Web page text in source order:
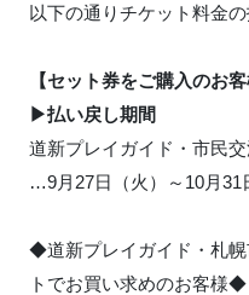
以下の通りチケット料金
【セット券をご購入のお客
▶払い戻し期間
道新プレイガイド・市民
…9月27日（火）～10月31
◆道新プレイガイド・札
トでお買い求めのお客様◆